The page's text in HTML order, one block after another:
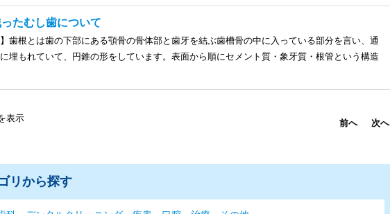
たむし歯について
】歯根とは歯の下部にある顎骨の骨体部と歯牙を結ぶ歯槽骨の中に入っている部分を言い、通
埋もれていて、円錐の形をしています。表面から順にセメント質・象牙質・根管という構造
表示 前へ 次へ
リから探す